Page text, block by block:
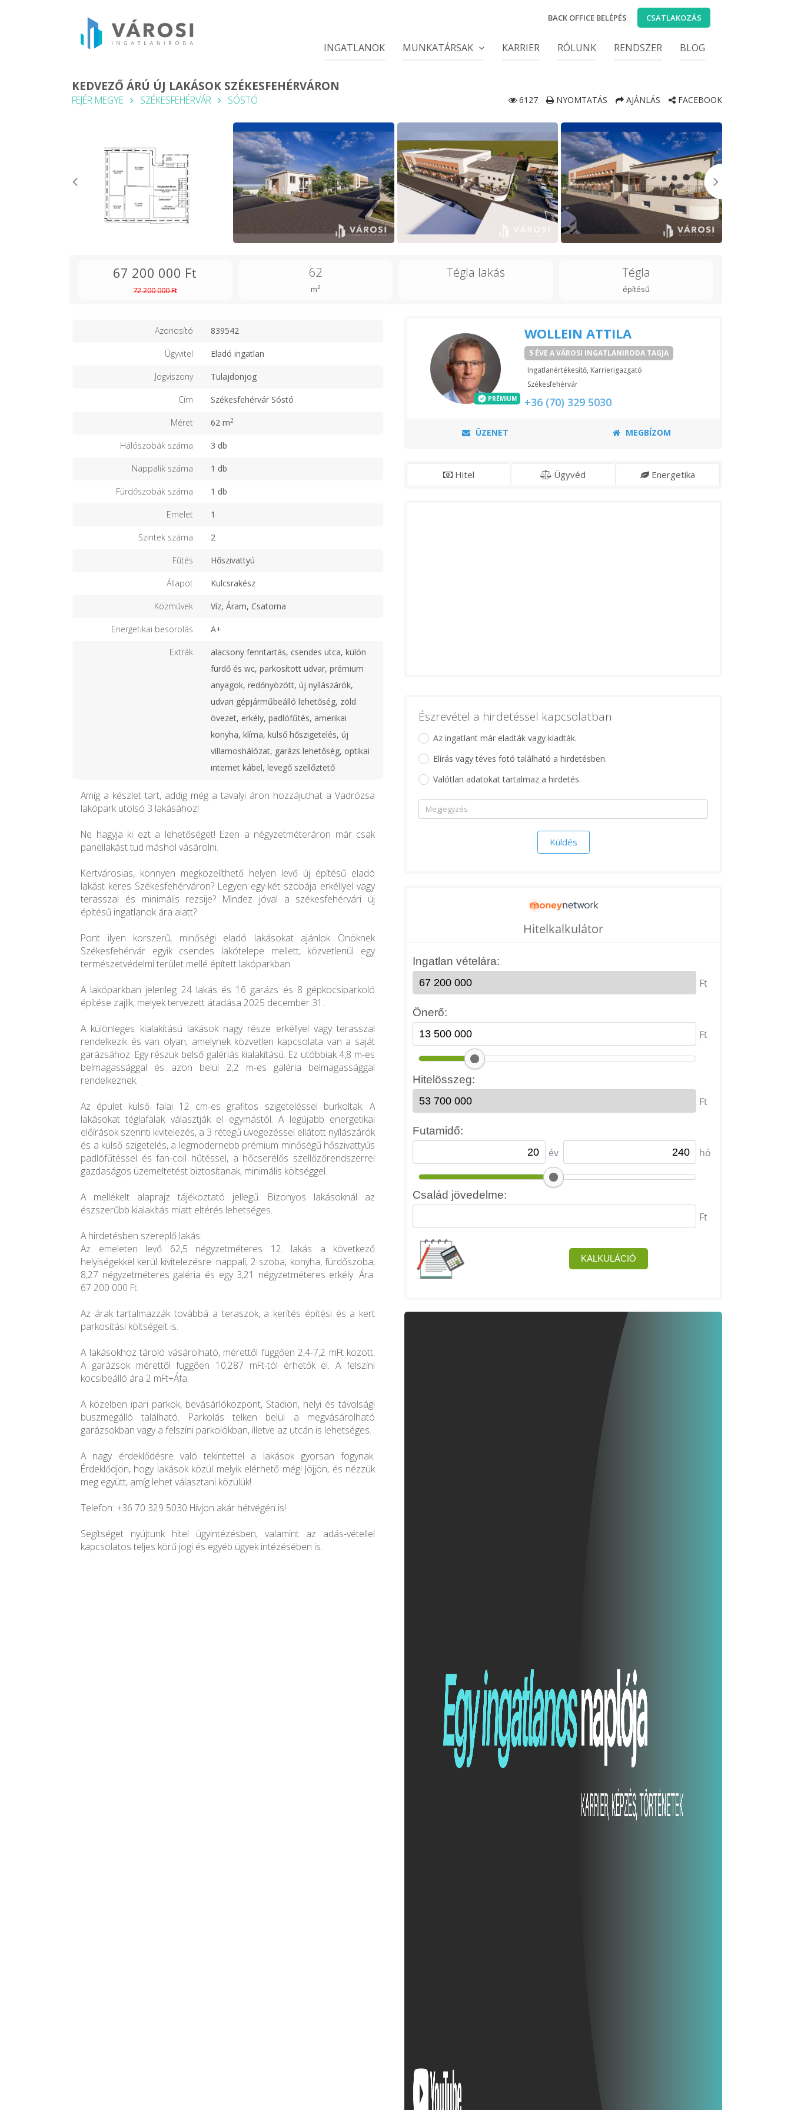
BACK OFFICE BELÉPÉS CSATLAKOZÁS
INGATLANOK MUNKATÁRSAK KARRIER RÓLUNK RENDSZER BLOG
KEDVEZŐ ÁRÚ ÚJ LAKÁSOK SZÉKESFEHÉRVÁRON
FEJÉR MEGYE SZÉKESFEHÉRVÁR SÓSTÓ 6127 NYOMTATÁS AJÁNLÁS FACEBOOK
67 200 000 Ft
72 200 000 Ft
62
m2
Tégla lakás Tégla
építésű
Azonosító 839542
Ügyvitel Eladó ingatlan
Jogviszony Tulajdonjog
Cím Székesfehérvár Sóstó
Méret 62 m2
Hálószobák száma 3 db
Nappalik száma 1 db
Fürdőszobák száma 1 db
Emelet 1
Szintek száma 2
Fűtés Hőszivattyú
Állapot Kulcsrakész
Közművek Víz, Áram, Csatorna
Energetikai besorolás A+
Extrák
alacsony fenntartás, csendes utca, külön
fürdő és wc, parkosított udvar, prémium
anyagok, redőnyözött, új nyílászárók,
udvari gépjárműbeálló lehetőség, zöld
övezet, erkély, padlófűtés, amerikai
konyha, klíma, külső hőszigetelés, új
villamoshálózat, garázs lehetőség, optikai
internet kábel, levegő szellőztető
Amíg a készlet tart, addig még a tavalyi áron hozzájuthat a Vadrózsa
lakópark utolsó 3 lakásához!
Ne hagyja ki ezt a lehetőséget! Ezen a négyzetméteráron már csak
panellakást tud máshol vásárolni.
Kertvárosias, könnyen megközelíthető helyen levő új építésű eladó
lakást keres Székesfehérváron? Legyen egy-két szobája erkéllyel vagy
terasszal és minimális rezsije? Mindez jóval a székesfehérvári új
építésű ingatlanok ára alatt?
Pont ilyen korszerű, minőségi eladó lakásokat ajánlok Önöknek
Székesfehérvár egyik csendes lakótelepe mellett, közvetlenül egy
természetvédelmi terület mellé épített lakóparkban.
A lakóparkban jelenleg 24 lakás és 16 garázs és 8 gépkocsiparkoló
építése zajlik, melyek tervezett átadása 2025 december 31.
A különleges kialakítású lakások nagy része erkéllyel vagy terasszal
rendelkezik és van olyan, amelynek közvetlen kapcsolata van a saját
garázsához. Egy részük belső galériás kialakítású. Ez utóbbiak 4,8 m-es
belmagassággal és azon belül 2,2 m-es galéria belmagassággal
rendelkeznek.
Az épület külső falai 12 cm-es grafitos szigeteléssel burkoltak. A
lakásokat téglafalak választják el egymástól. A legújabb energetikai
előírások szerinti kivitelezés, a 3 rétegű üvegezéssel ellátott nyílászárók
és a külső szigetelés, a legmodernebb prémium minőségű hőszivattyús
padlófűtéssel és fan-coil hűtéssel, a hőcserélős szellőzőrendszerrel
gazdaságos üzemeltetést biztosítanak, minimális költséggel.
A mellékelt alaprajz tájékoztató jellegű. Bizonyos lakásoknál az
észszerűbb kialakítás miatt eltérés lehetséges.
A hirdetésben szereplő lakás:
Az emeleten levő 62,5 négyzetméteres 12. lakás a következő
helyiségekkel kerül kivitelezésre: nappali, 2 szoba, konyha, fürdőszoba,
8,27 négyzetméteres galéria és egy 3,21 négyzetméteres erkély. Ára:
67 200 000 Ft.
Az árak tartalmazzák továbbá a teraszok, a kerítés építési és a kert
parkosítási költségeit is.
A lakásokhoz tároló vásárolható, mérettől függően 2,4-7,2 mFt között.
A garázsok mérettől függően 10,287 mFt-tól érhetők el. A felszíni
kocsibeálló ára 2 mFt+Áfa.
A közelben ipari parkok, bevásárlóközpont, Stadion, helyi és távolsági
buszmegálló található. Parkolás telken belül a megvásárolható
garázsokban vagy a felszíni parkolókban, illetve az utcán is lehetséges.
A nagy érdeklődésre való tekintettel a lakások gyorsan fogynak.
Érdeklődjön, hogy lakások közül melyik elérhető még! Jöjjön, és nézzük
meg együtt, amíg lehet választani közülük!
Telefon: +36 70 329 5030 Hívjon akár hétvégén is!
Segítséget nyújtunk hitel ügyintézésben, valamint az adás-vétellel
kapcsolatos teljes körű jogi és egyéb ügyek intézésében is.
PRÉMIUM
WOLLEIN ATTILA
5 ÉVE A VÁROSI INGATLANIRODA TAGJA
Ingatlanértékesítő, Karrierigazgató
Székesfehérvár
+36 (70) 329 5030
ÜZENET MEGBÍZOM
Hitel Ügyvéd Energetika
Észrevétel a hirdetéssel kapcsolatban
Az ingatlant már eladták vagy kiadták.
Elírás vagy téves fotó található a hirdetésben.
Valótlan adatokat tartalmaz a hirdetés.